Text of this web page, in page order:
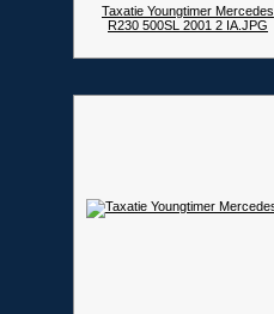
Taxatie Youngtimer Mercedes
R230 500SL 2001 2 IA.JPG